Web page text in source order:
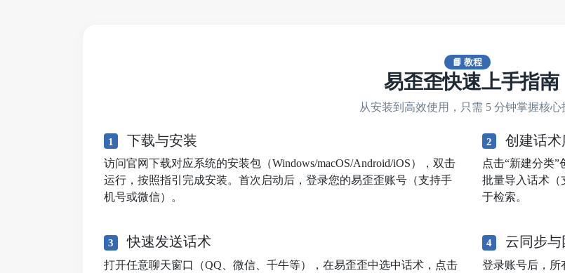
📘 教程
易歪歪快速上手指南
从安装到高效使用，只需 5 分钟掌握核心
1 下载与安装
访问官网下载对应系统的安装包（Windows/macOS/Android/iOS），双击
运行，按照指引完成安装。首次启动后，登录您的易歪歪账号（支持手
机号或微信）。
2 创建话术
点击“新建分类
批量导入话术（
于检索。
3 快速发送话术
打开任意聊天窗口（QQ、微信、千牛等），在易歪歪中选中话术，点击
4 云同步
登录账号后，所